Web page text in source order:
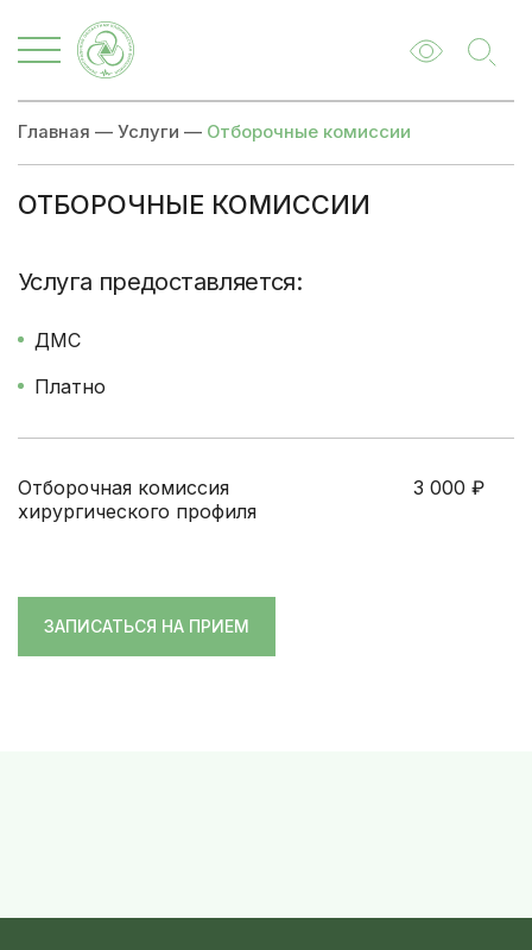
Главная — Услуги — Отборочные комиссии
ОТБОРОЧНЫЕ КОМИССИИ
Цены Записаться
Услуга предоставляется:
ДМС
Платно
Отборочная комиссия
хирургического профиля
3 000 ₽
ЗАПИСАТЬСЯ НА ПРИЕМ